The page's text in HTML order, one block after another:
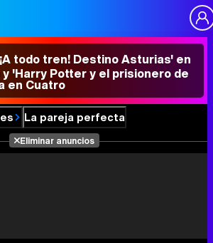
todo tren! Destino Asturias' en
'Harry Potter y el prisionero de
en Cuatro
La pareja perfecta
Eliminar anuncios